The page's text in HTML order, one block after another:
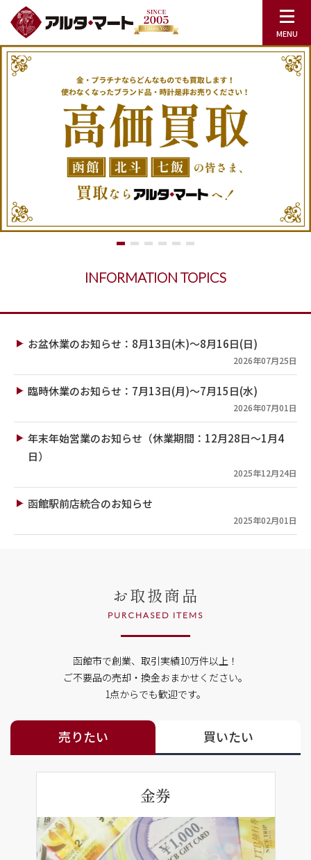
INFORMATION TOPICS
お盆休業のお知らせ：8月13日(木)～8月16日(日)
2026年07月25日
臨時休業のお知らせ：7月13日(月)～7月15日(水)
2026年07月01日
年末年始営業のお知らせ（休業期間：12月28日～1月4
日）
2025年12月24日
函館駅前店統合のお知らせ
2025年02月01日
お取扱商品
PURCHASED ITEMS
函館市で創業、取引実績10万件以上！
ご不要品の売却・換金おまかせください。
1点からでも歓迎です。
売りたい 買いたい
金券